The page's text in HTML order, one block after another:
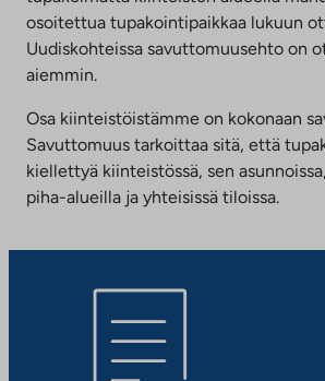
osoitettua tupakointipaikkaa lukuun
Uudiskohteissa savuttomuusehto on
aiemmin.
Osa kiinteistöistämme on kokonaan
Savuttomuus tarkoittaa sitä, että
kiellettyä kiinteistössä, sen
piha-alueilla ja yhteisissä tiloissa.